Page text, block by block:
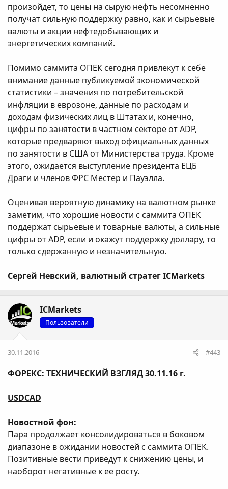
произойдет, то цены на сырую нефть несомненно
получат сильную поддержку равно, как и сырьевые
валюты и акции нефтедобывающих и
энергетических компаний.
Помимо саммита ОПЕК сегодня привлекут к себе
внимание данные публикуемой экономической
статистики – значения по потребительской
инфляции в еврозоне, данные по расходам и
доходам физических лиц в Штатах и, конечно,
цифры по занятости в частном секторе от ADP,
которые предваряют выход официальных данных
по занятости в США от Министерства труда. Кроме
этого, ожидается выступление президента ЕЦБ
Драги и членов ФРС Местер и Пауэлла.
Оценивая вероятную динамику на валютном рынке
заметим, что хорошие новости с саммита ОПЕК
поддержат сырьевые и товарные валюты, а сильные
цифры от ADP, если и окажут поддержку доллару, то
только сдержанную и незначительную.
Сергей Невский, валютный стратег ICMarkets
ICMarkets
Пользователи
30.11.2016 #443
ФОРЕКС: ТЕХНИЧЕСКИЙ ВЗГЛЯД 30.11.16 г.
USDCAD
Новостной фон:
Пара продолжает консолидироваться в боковом
диапазоне в ожидании новостей с саммита ОПЕК.
Позитивные вести приведут к снижению цены, и
наоборот негативные к ее росту.